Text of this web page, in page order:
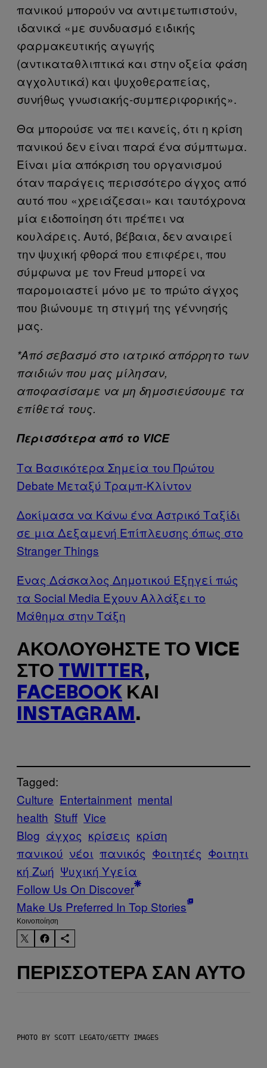
πανικού μπορούν να αντιμετωπιστούν,
ιδανικά «με συνδυασμό ειδικής
φαρμακευτικής αγωγής
(αντικαταθλιπτικά και στην οξεία φάση
αγχολυτικά) και ψυχοθεραπείας,
συνήθως γνωσιακής-συμπεριφορικής».
Θα μπορούσε να πει κανείς, ότι η κρίση
πανικού δεν είναι παρά ένα σύμπτωμα.
Είναι μία απόκριση του οργανισμού
όταν παράγεις περισσότερο άγχος από
αυτό που «χρειάζεσαι» και ταυτόχρονα
μία ειδοποίηση ότι πρέπει να
κουλάρεις. Αυτό, βέβαια, δεν αναιρεί
την ψυχική φθορά που επιφέρει, που
σύμφωνα με τον Freud μπορεί να
παρομοιαστεί μόνο με το πρώτο άγχος
που βιώνουμε τη στιγμή της γέννησής
μας.
*Από σεβασμό στο ιατρικό απόρρητο των
παιδιών που μας μίλησαν,
αποφασίσαμε να μη δημοσιεύσουμε τα
επίθετά τους.
Περισσότερα από το VICE
Τα Βασικότερα Σημεία του Πρώτου
Debate Μεταξύ Τραμπ-Κλίντον
Δοκίμασα να Κάνω ένα Αστρικό Ταξίδι
σε μια Δεξαμενή Επίπλευσης όπως στο
Stranger Things
Ένας Δάσκαλος Δημοτικού Εξηγεί πώς
τα Social Media Έχουν Αλλάξει το
Mάθημα στην Tάξη
ΑΚΟΛΟΥΘΉΣΤΕ ΤΟ VICE
ΣΤΟ TWITTER,
FACEBOOK ΚΑΙ
INSTAGRAM .
Tagged:
Culture Entertainment mental
health Stuff Vice
Blog άγχος κρίσεις κρίση
πανικού νέοι πανικός Φοιτητές Φοιτητι
κή Ζωή Ψυχική Υγεία
Follow Us On Discover
Make Us Preferred In Top Stories
Kοινοποίηση
ΠΕΡΙΣΣΌΤΕΡΑ ΣΑΝ ΑΥΤΌ
PHOTO BY SCOTT LEGATO/GETTY IMAGES